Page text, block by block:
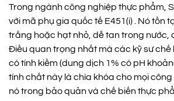
Trong ngành công nghiệp thực phẩm,
với mã phụ gia quốc tế E451(i) . Nó tồn
trắng hoặc hạt nhỏ, dễ tan trong nước,
Điều quan trọng nhất mà các kỹ sư chế
có tính kiềm (dung dịch 1% có pH
tính chất này là chìa khóa cho mọi
nó trong bảo quản và chế biến thực